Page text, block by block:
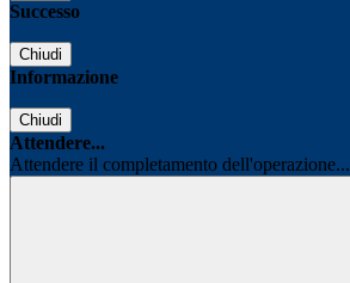
Successo
Chiudi
Informazione
Chiudi
Attendere...
Attendere il completamento dell'operazione...